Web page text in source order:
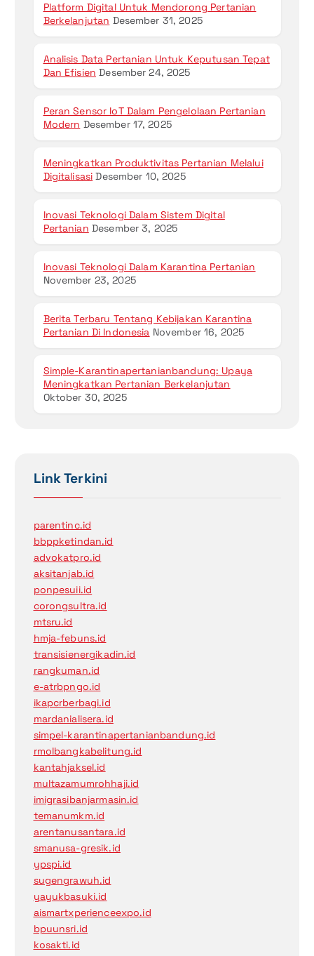
Platform Digital Untuk Mendorong Pertanian
Berkelanjutan Desember 31, 2025
Analisis Data Pertanian Untuk Keputusan Tepat
Dan Efisien Desember 24, 2025
Peran Sensor IoT Dalam Pengelolaan Pertanian
Modern Desember 17, 2025
Meningkatkan Produktivitas Pertanian Melalui
Digitalisasi Desember 10, 2025
Inovasi Teknologi Dalam Sistem Digital
Pertanian Desember 3, 2025
Inovasi Teknologi Dalam Karantina Pertanian
November 23, 2025
Berita Terbaru Tentang Kebijakan Karantina
Pertanian Di Indonesia November 16, 2025
Simple-Karantinapertanianbandung: Upaya
Meningkatkan Pertanian Berkelanjutan
Oktober 30, 2025
Link Terkini
parentinc.id
bbppketindan.id
advokatpro.id
aksitanjab.id
ponpesuii.id
corongsultra.id
mtsru.id
hmja-febuns.id
transisienergikadin.id
rangkuman.id
e-atrbpngo.id
ikapcrberbagi.id
mardanialisera.id
simpel-karantinapertanianbandung.id
rmolbangkabelitung.id
kantahjaksel.id
multazamumrohhaji.id
imigrasibanjarmasin.id
temanumkm.id
arentanusantara.id
smanusa-gresik.id
ypspi.id
sugengrawuh.id
yayukbasuki.id
aismartxperienceexpo.id
bpuunsri.id
kosakti.id